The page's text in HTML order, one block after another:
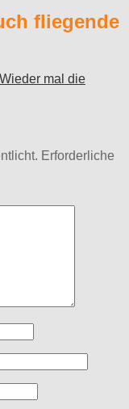
fliegende
mal die
Erforderliche